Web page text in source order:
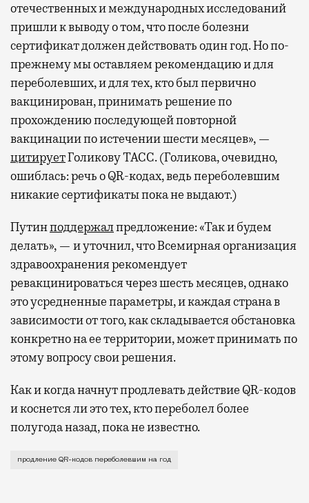
отечественных и международных исследований
пришли к выводу о том, что после болезни
сертификат должен действовать один год. Но по-
прежнему мы оставляем рекомендацию и для
переболевших, и для тех, кто был первично
вакцинирован, принимать решение по
прохождению последующей повторной
вакцинации по истечении шести месяцев», —
цитируетГоликову ТАСС. (Голикова, очевидно,
ошиблась: речь о QR-кодах, ведь переболевшим
никакие сертификаты пока не выдают.)
Путинподдержалпредложение: «Так и будем
делать», — и уточнил, что Всемирная организация
здравоохранения рекомендует
ревакцинироваться через шесть месяцев, однако
это усредненные параметры, и каждая страна в
зависимости от того, как складывается обстановка
конкретно на ее территории, может принимать по
этому вопросу свои решения.
Как и когда начнут продлевать действие QR-кодов
и коснется ли это тех, кто переболел более
полугода назад, пока не известно.
Предложение о продлении поступило от вице-
продление QR-кодов переболевшим на год